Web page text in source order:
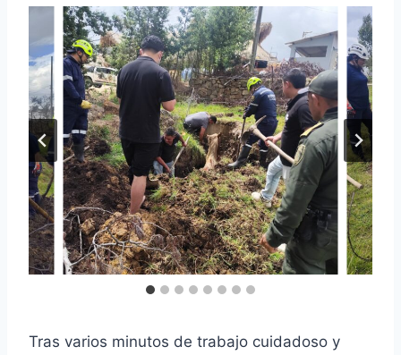
Tras varios minutos de trabajo cuidadoso y